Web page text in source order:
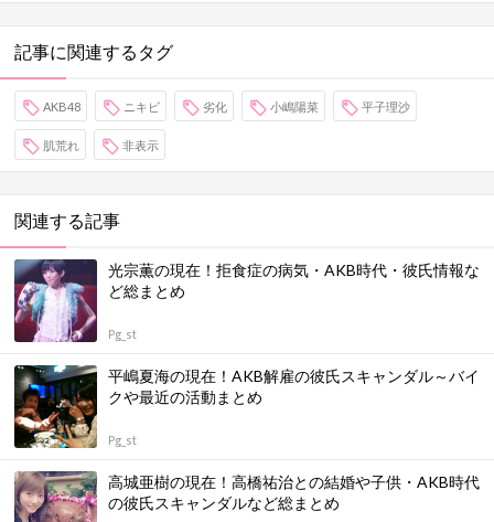
記事に関連するタグ
AKB48 ニキビ 劣化 小嶋陽菜 平子理沙
肌荒れ 非表示
関連する記事
光宗薫の現在！拒食症の病気・AKB時代・彼氏情報な
ど総まとめ
Pg_st
平嶋夏海の現在！AKB解雇の彼氏スキャンダル～バイ
クや最近の活動まとめ
Pg_st
高城亜樹の現在！高橋祐治との結婚や子供・AKB時代
の彼氏スキャンダルなど総まとめ